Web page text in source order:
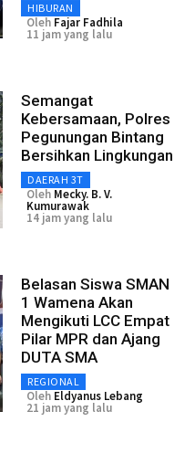
HIBURAN
Oleh Fajar Fadhila
11 jam yang lalu
Semangat
Kebersamaan, Polres
Pegunungan Bintang
Bersihkan Lingkungan
DAERAH 3T
Oleh Mecky. B. V.
Kumurawak
14 jam yang lalu
Belasan Siswa SMAN
1 Wamena Akan
Mengikuti LCC Empat
Pilar MPR dan Ajang
DUTA SMA
REGIONAL
Oleh Eldyanus Lebang
21 jam yang lalu